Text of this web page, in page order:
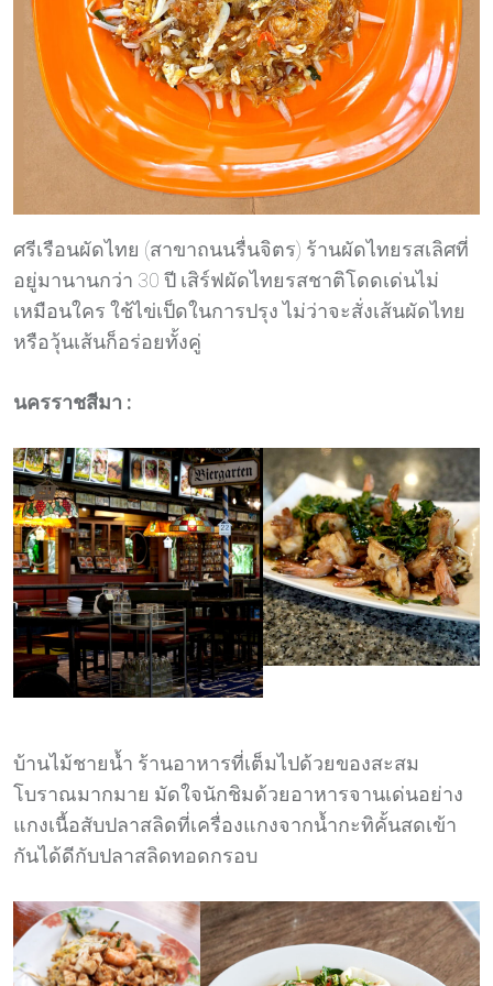
ศรีเรือนผัดไทย (สาขาถนนรื่นจิตร) ร้านผัดไทยรสเลิศที่
อยู่มานานกว่า 30 ปี เสิร์ฟผัดไทยรสชาติโดดเด่นไม่
เหมือนใคร ใช้ไข่เป็ดในการปรุง ไม่ว่าจะสั่งเส้นผัดไทย
หรือวุ้นเส้นก็อร่อยทั้งคู่
นครราชสีมา :
บ้านไม้ชายน้ำ ร้านอาหารที่เต็มไปด้วยของสะสม
โบราณมากมาย มัดใจนักชิมด้วยอาหารจานเด่นอย่าง
แกงเนื้อสับปลาสลิดที่เครื่องแกงจากน้ำกะทิคั้นสดเข้า
กันได้ดีกับปลาสลิดทอดกรอบ